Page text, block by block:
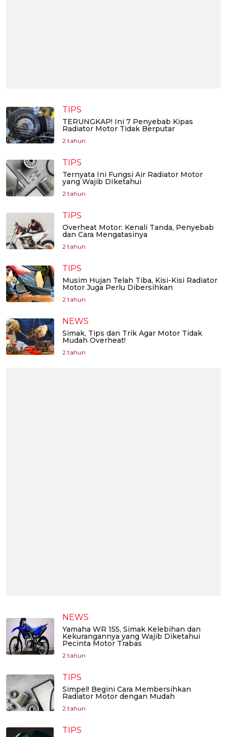
TIPS
TERUNGKAP! Ini 7 Penyebab Kipas
Radiator Motor Tidak Berputar
2 tahun
TIPS
Ternyata Ini Fungsi Air Radiator Motor
yang Wajib DIketahui
2 tahun
TIPS
Overheat Motor: Kenali Tanda, Penyebab
dan Cara Mengatasinya
2 tahun
TIPS
Musim Hujan Telah Tiba, Kisi-Kisi Radiator
Motor Juga Perlu Dibersihkan
2 tahun
NEWS
Simak, Tips dan Trik Agar Motor Tidak
Mudah Overheat!
2 tahun
NEWS
Yamaha WR 155, Simak Kelebihan dan
Kekurangannya yang Wajib Diketahui
Pecinta Motor Trabas
2 tahun
TIPS
Simpel! Begini Cara Membersihkan
Radiator Motor dengan Mudah
2 tahun
TIPS